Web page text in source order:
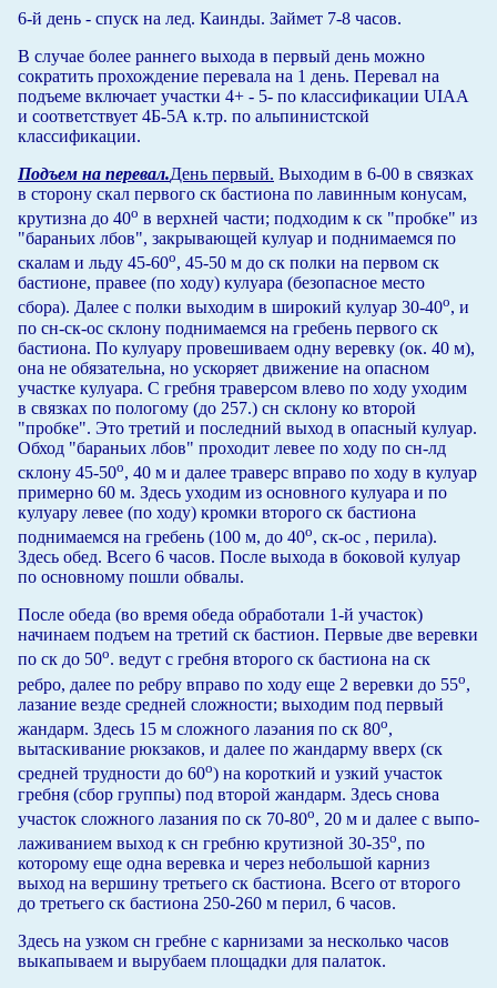
6-й день - спуск на лед. Каинды. Займет 7-8 часов.
В случае более раннего выхода в первый день можно
сократить прохождение перевала на 1 день. Перевал на
подъеме включает участки 4+ - 5- по классификации UIAA
и соответствует 4Б-5А к.тр. по альпинистской
классификации.
Подъем на перевал.День первый. Выходим в 6-00 в связках
в сторону скал первого ск бастиона по лавинным конусам,
крутизна до 40о в верхней части; подходим к ск "пробке" из
"бараньих лбов", закрывающей кулуар и поднимаемся по
скалам и льду 45-60о, 45-50 м до ск полки на первом ск
бастионе, правее (по ходу) кулуара (безопасное место
сбора). Далее с полки выходим в широкий кулуар 30-40о, и
по сн-ск-ос склону поднимаемся на гребень первого ск
бастиона. По кулуару провешиваем одну веревку (ок. 40 м),
она не обязательна, но ускоряет движение на опасном
участке кулуара. С гребня траверсом влево по ходу уходим
в связках по пологому (до 257.) сн склону ко второй
"пробке". Это третий и последний выход в опасный кулуар.
Обход "бараньих лбов" проходит левее по ходу по сн-лд
склону 45-50о, 40 м и далее траверс вправо по ходу в кулуар
примерно 60 м. Здесь уходим из основного кулуара и по
кулуару левее (по ходу) кромки второго ск бастиона
поднимаемся на гребень (100 м, до 40о, ск-ос , перила).
Здесь обед. Всего 6 часов. После выхода в боковой кулуар
по основному пошли обвалы.
После обеда (во время обеда обработали 1-й участок)
начинаем подъем на третий ск бастион. Первые две веревки
по ск до 50о. ведут с гребня второго ск бастиона на ск
ребро, далее по ребру вправо по ходу еще 2 веревки до 55о,
лазание везде средней сложности; выходим под первый
жандарм. Здесь 15 м сложного лаэания по ск 80о,
вытаскивание рюкзаков, и далее по жандарму вверх (ск
средней трудности до 60о) на короткий и узкий участок
гребня (сбор группы) под второй жандарм. Здесь снова
участок сложного лазания по ск 70-80о, 20 м и далее с выпо-
лаживанием выход к сн гребню крутизной 30-35о, по
которому еще одна веревка и через небольшой карниз
выход на вершину третьего ск бастиона. Всего от второго
до третьего ск бастиона 250-260 м перил, 6 часов.
Здесь на узком сн гребне с карнизами за несколько часов
выкапываем и вырубаем площадки для палаток.